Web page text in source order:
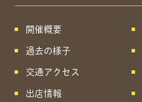
開催概要
過去の様子
交通アクセス
出店情報